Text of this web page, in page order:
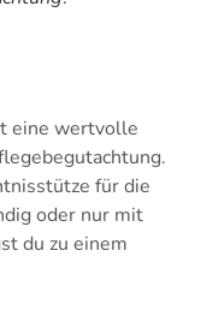
eine wertvolle
für die
oder nur mit
du zu einem